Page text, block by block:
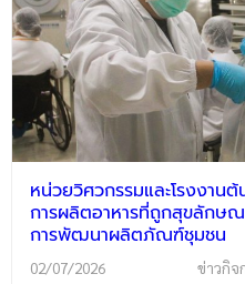
หน่วยวิศวกรรมและโรงงาน
การผลิตอาหารที่ถูกสุขลักษ
การพัฒนาผลิตภัณฑ์ชุมชน
02/07/2026 ข่าวกิจ